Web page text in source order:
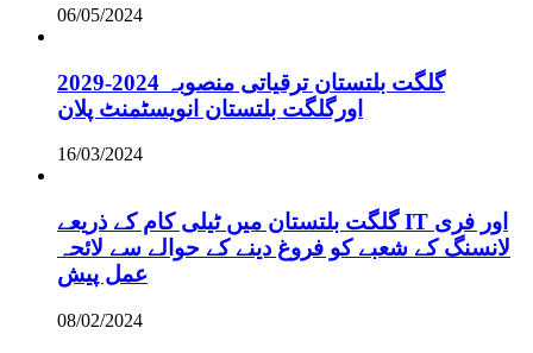
06/05/2024
گلگت بلتستان ترقیاتی منصوبہ 2024-2029
اورگلگت بلتستان انویسٹمنٹ پلان
16/03/2024
گلگت بلتستان میں ٹیلی کام کے ذریعے IT اور فری
لانسنگ کے شعبے کو فروغ دینے کے حوالے سے لائحہ
عمل پیش
08/02/2024